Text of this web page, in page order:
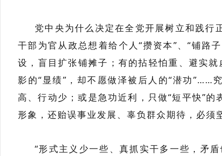
党中央为什么决定在全党开展树立和践
干部为官从政总想着给个人“攒资本”、“铺路
设，盲目扩张铺摊子；有的拈轻怕重、避实
影的“显绩”，却不愿做泽被后人的“潜功”……
高、行动少；或是急功近利，只做“短平快”
形象，还贻误事业发展、辜负群众期待，必须
“形式主义少一些、真抓实干多一些，矛